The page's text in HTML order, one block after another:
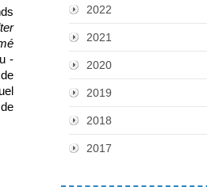
-
2022
2021
2020
2019
2018
2017